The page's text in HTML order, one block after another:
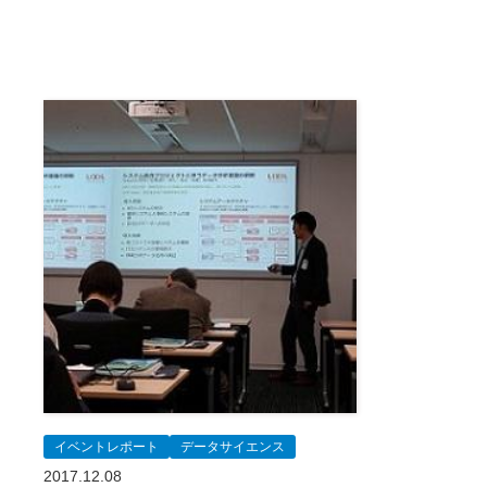
イベントレポート データサイエンス
2017.12.08